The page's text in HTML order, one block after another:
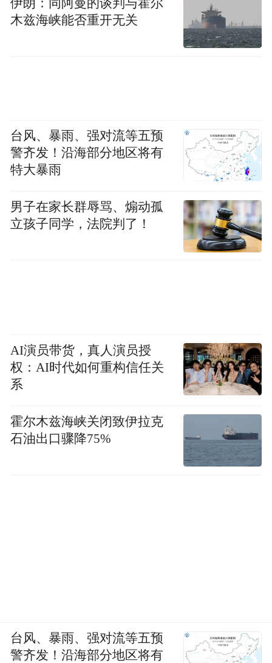
伊朗：同阿曼的谈判与霍尔
木兹海峡能否重开无关
台风、暴雨、强对流等五预
警齐发！沿海部分地区将有
特大暴雨
男子在家长群辱骂、煽动孤
立孩子同学，法院判了！
AI演员带货，真人演员授
权：AI时代如何重构信任关
系
霍尔木兹海峡关闭致伊拉克
石油出口骤降75%
台风、暴雨、强对流等五预
警齐发！沿海部分地区将有